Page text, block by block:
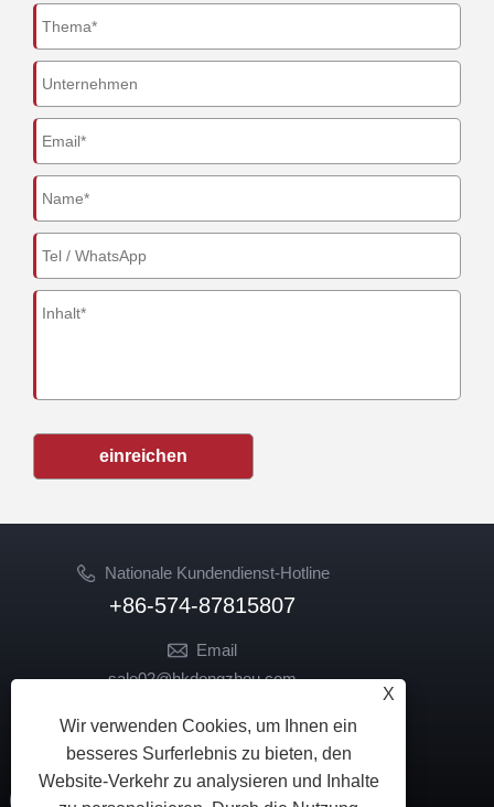
einreichen
Nationale Kundendienst-Hotline
+86-574-87815807
Email
sale02@hkdongzhou.com
FOLGEN SIE UNS
X
Wir verwenden Cookies, um Ihnen ein
besseres Surferlebnis zu bieten, den
Website-Verkehr zu analysieren und Inhalte